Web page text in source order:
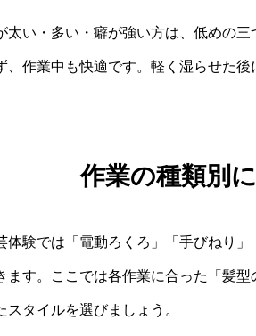
太い・多い・癖が強い方は、低めの
、作業中も快適です。軽く湿らせた後
作業の種類別
体験では「電動ろくろ」「手びねり
ます。ここでは各作業に合った「髪
スタイルを選びましょう。